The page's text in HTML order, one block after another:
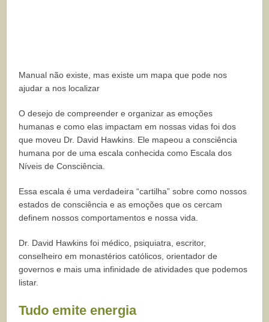
Manual não existe, mas existe um mapa que pode nos
ajudar a nos localizar
O desejo de compreender e organizar as emoções
humanas e como elas impactam em nossas vidas foi dos
que moveu Dr. David Hawkins. Ele mapeou a consciência
humana por de uma escala conhecida como Escala dos
Níveis de Consciência.
Essa escala é uma verdadeira “cartilha” sobre como nossos
estados de consciência e as emoções que os cercam
definem nossos comportamentos e nossa vida.
Dr. David Hawkins foi médico, psiquiatra, escritor,
conselheiro em monastérios católicos, orientador de
governos e mais uma infinidade de atividades que podemos
listar.
Tudo emite energia